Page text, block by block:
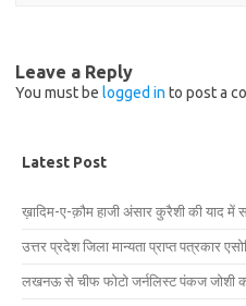
Leave a Reply
You must be logged in to post a
Latest Post
ख़ादिम-ए-क़ौम हाजी अंसार कुरैशी की याद में
उत्तर प्रदेश जिला मान्यता प्राप्त पत्रकार
लखनऊ से चीफ फोटो जर्नलिस्ट पंकज जोशी की